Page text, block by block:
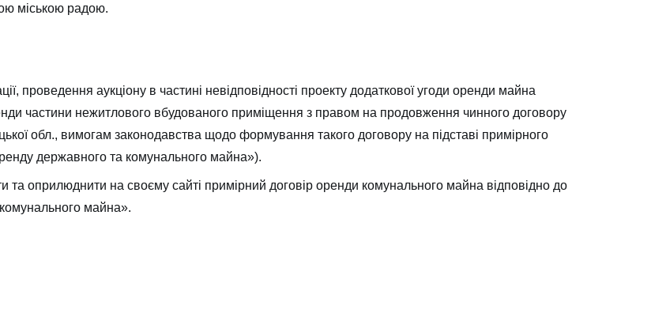
міською радою.
проведення аукціону в частині невідповідності проекту додаткової угоди оренди майна
частини нежитлового вбудованого приміщення з правом на продовження чинного договору
обл., вимогам законодавства щодо формування такого договору на підставі примірного
державного та комунального майна»).
та оприлюднити на своєму сайті примірний договір оренди комунального майна відповідно до
майна».